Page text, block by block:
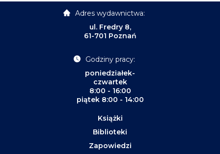
Adres wydawnictwa:
ul. Fredry 8,
61-701 Poznań
Godziny pracy:
poniedziałek-
czwartek
8:00 - 16:00
piątek 8:00 - 14:00
Książki
Biblioteki
Zapowiedzi